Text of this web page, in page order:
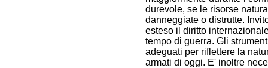
durevole, se le risorse
danneggiate o distrutte.
esteso il diritto
tempo di guerra. Gli
adeguati per riflettere la
armati di oggi. E' inoltre